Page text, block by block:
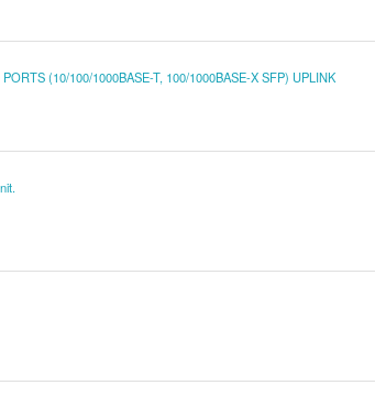
(10/100/1000BASE-T, 100/1000BASE-X SFP) UPLINK